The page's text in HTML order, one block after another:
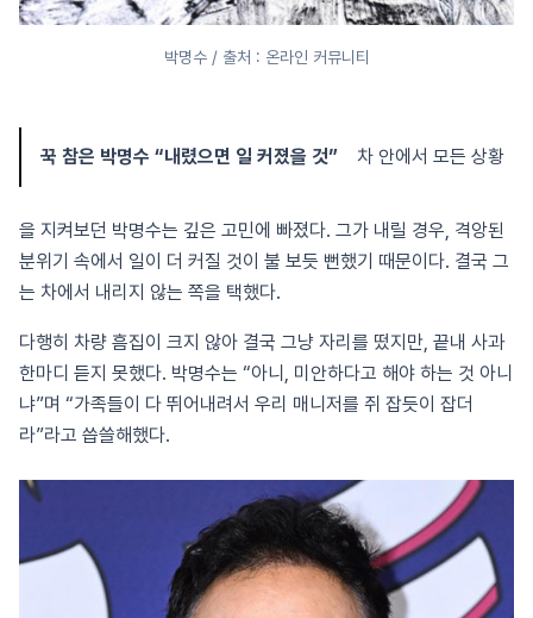
박명수 / 출처 : 온라인 커뮤니티
꾹 참은 박명수 “내렸으면 일 커졌을 것” 차 안에서 모든 상황
을 지켜보던 박명수는 깊은 고민에 빠졌다. 그가 내릴 경우, 격앙된
분위기 속에서 일이 더 커질 것이 불 보듯 뻔했기 때문이다. 결국 그
는 차에서 내리지 않는 쪽을 택했다.
다행히 차량 흠집이 크지 않아 결국 그냥 자리를 떴지만, 끝내 사과
한마디 듣지 못했다. 박명수는 “아니, 미안하다고 해야 하는 것 아니
냐”며 “가족들이 다 뛰어내려서 우리 매니저를 쥐 잡듯이 잡더
라”라고 씁쓸해했다.